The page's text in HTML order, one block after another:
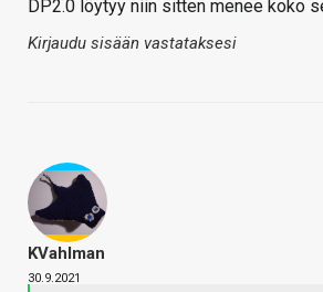
DP2.0 löytyy niin sitten menee koko
Kirjaudu sisään vastataksesi
KVahlman
30.9.2021